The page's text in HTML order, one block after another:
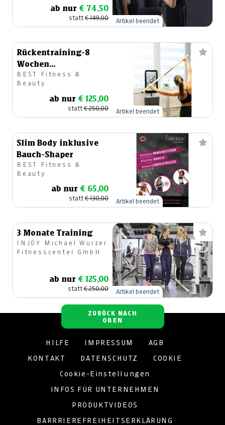
ab nur € 74,50
statt€ 149,00 Artikel beendet
Rückentraining-8
Wochen
Aufbauprogramm
BEST Fitness &
Beauty
ab nur € 125,00
statt€ 250,00 Artikel beendet
Slim Body inklusive
Bauch-Shaper
BEST Fitness &
Beauty
ab nur € 65,00
statt€ 130,00 Artikel beendet
3 Monate Training
INJOY Michael Wurzer
Fitnesscenter GmbH
ab nur € 125,00
statt€ 250,00 Artikel beendet
ZURÜCK NACH
OBEN
HILFE IMPRESSUM AGB
KONTAKT DATENSCHUTZ COOKIE
Cookie-Einstellungen
INFOS FÜR UNTERNEHMEN
PRODUKTVIDEOS
BARRRIEREFREIHEITSERKLÄRUNG